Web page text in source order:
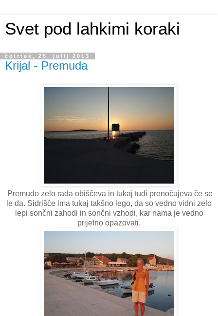
Svet pod lahkimi koraki
četrtek, 25. julij 2013
Krijal - Premuda
Premudo zelo rada obiščeva in tukaj tudi prenočujeva če se
le da. Sidrišče ima tukaj takšno lego, da so vedno vidni zelo
lepi sončni zahodi in sončni vzhodi, kar nama je vedno
prijetno opazovati.